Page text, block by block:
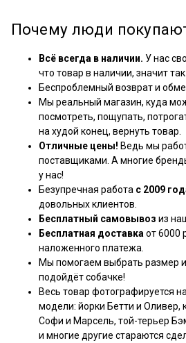
Почему люди
Всё всегда в наличии. У нас
что товар в наличии, значит
Беспроблемный возврат и
Мы реальный магазин, куда
посмотреть, пощупать,
на худой конец, вернуть товар.
Отличные цены! Ведь мы
поставщиками. А многие
у нас!
Безупречная работа с 2009
довольных клиентов.
Бесплатный самовывоз из
Бесплатная доставка от 6000
наложенного платежа.
Мы помогаем выбрать размер
подойдёт собачке!
Весь товар фотографируется
модели: йорки Бетти и Оливер,
Софи и Марсель, той-терьер
и многие другие стараются